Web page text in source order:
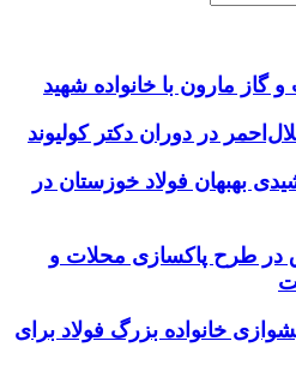
گاز مارون با خانواده شهید
در دوران دکتر کولیوند
بهبهان فولاد خوزستان در
سارق در طرح پاکسازی محلات و
خانواده بزرگ فولاد برای